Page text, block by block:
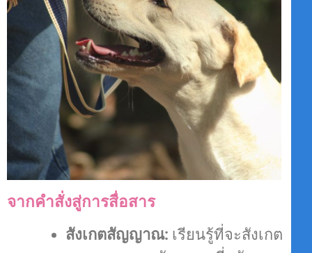
จากคำสั่งสู่การสื่อสาร
สังเกตสัญญาณ: เรียนรู้ที่จะสังเกต